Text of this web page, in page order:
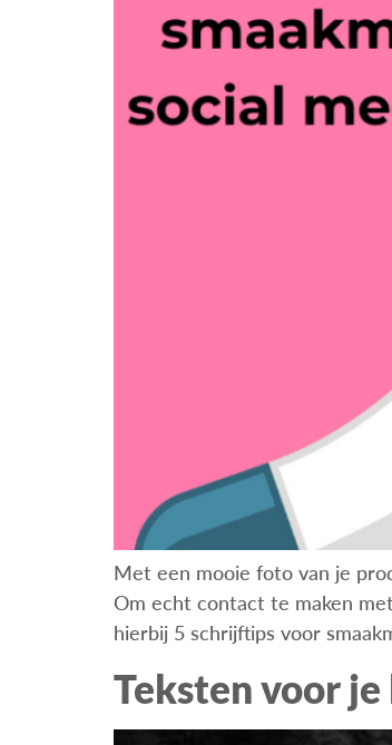
Met een mooie foto van je
Om echt contact te maken
hierbij 5 schrijftips voor
Teksten voor